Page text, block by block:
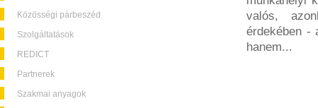
Közösségi párbeszéd
Szolgáltatások
REDICT
Partnerek
Szakmai anyagok
valós,
érdekében -
hanem...